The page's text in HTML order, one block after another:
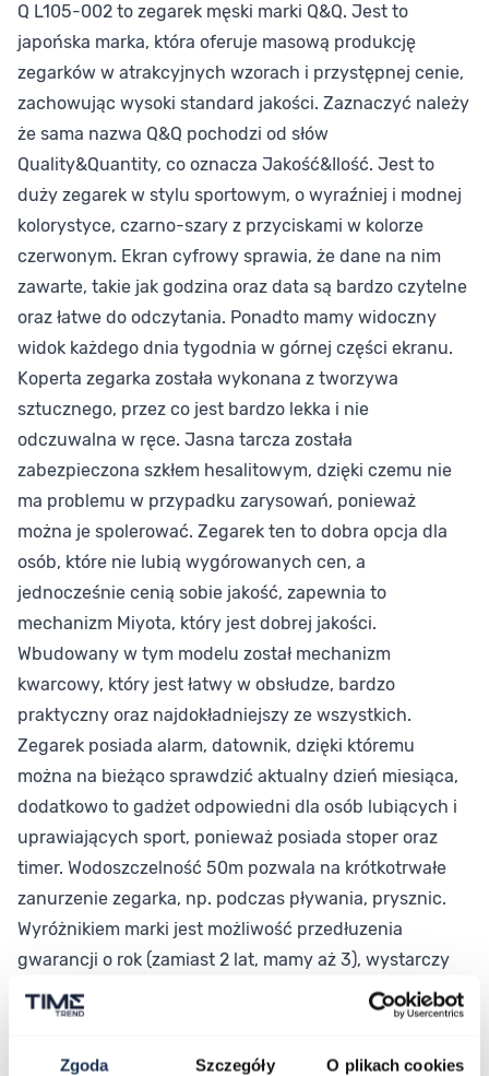
Zgoda Szczegóły O plikach cookies
Q L105-002 to zegarek męski marki Q&Q. Jest to
japońska marka, która oferuje masową produkcję
zegarków w atrakcyjnych wzorach i przystępnej cenie,
zachowując wysoki standard jakości. Zaznaczyć należy
że sama nazwa Q&Q pochodzi od słów
Quality&Quantity, co oznacza Jakość&Ilość. Jest to
duży zegarek w stylu sportowym, o wyraźniej i modnej
kolorystyce, czarno-szary z przyciskami w kolorze
czerwonym. Ekran cyfrowy sprawia, że dane na nim
zawarte, takie jak godzina oraz data są bardzo czytelne
oraz łatwe do odczytania. Ponadto mamy widoczny
widok każdego dnia tygodnia w górnej części ekranu.
Koperta zegarka została wykonana z tworzywa
sztucznego, przez co jest bardzo lekka i nie
odczuwalna w ręce. Jasna tarcza została
zabezpieczona szkłem hesalitowym, dzięki czemu nie
ma problemu w przypadku zarysowań, ponieważ
można je spolerować. Zegarek ten to dobra opcja dla
osób, które nie lubią wygórowanych cen, a
jednocześnie cenią sobie jakość, zapewnia to
mechanizm Miyota, który jest dobrej jakości.
Wbudowany w tym modelu został mechanizm
kwarcowy, który jest łatwy w obsłudze, bardzo
praktyczny oraz najdokładniejszy ze wszystkich.
Zegarek posiada alarm, datownik, dzięki któremu
można na bieżąco sprawdzić aktualny dzień miesiąca,
dodatkowo to gadżet odpowiedni dla osób lubiących i
uprawiających sport, ponieważ posiada stoper oraz
timer. Wodoszczelność 50m pozwala na krótkotrwałe
zanurzenie zegarka, np. podczas pływania, prysznic.
Wyróżnikiem marki jest możliwość przedłuzenia
gwarancji o rok (zamiast 2 lat, mamy aż 3), wystarczy
zarejestrować paragon na stronie www.zegarki-qq.pl
do 7 dni od daty zakupu. "" "